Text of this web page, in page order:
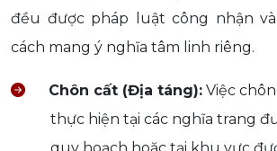
đều được pháp luật công nhận
cách mang ý nghĩa tâm linh riêng.
Chôn cất (Địa táng): Việc
thực hiện tại các nghĩa trang